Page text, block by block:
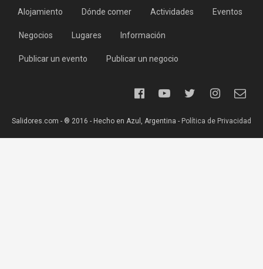
Alojamiento Dónde comer Actividades Eventos
Negocios Lugares Información
Publicar un evento Publicar un negocio
Salidores.com - ® 2016 - Hecho en Azul, Argentina - Política de Privacidad